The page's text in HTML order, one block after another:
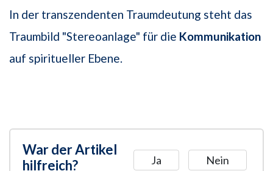
In der transzendenten Traumdeutung steht das
Traumbild "Stereoanlage" für die Kommunikation
auf spiritueller Ebene.
War der Artikel
hilfreich?
Ja Nein